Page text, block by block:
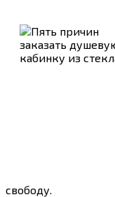
свободу.